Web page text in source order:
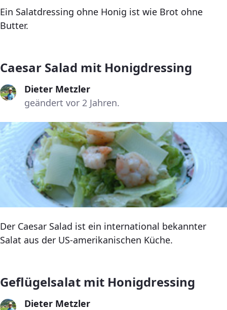
Ein Salatdressing ohne Honig ist wie Brot ohne
Butter.
Caesar Salad mit Honigdressing
Dieter Metzler
geändert vor 2 Jahren.
Der Caesar Salad ist ein international bekannter
Salat aus der US-amerikanischen Küche.
Geflügelsalat mit Honigdressing
Dieter Metzler